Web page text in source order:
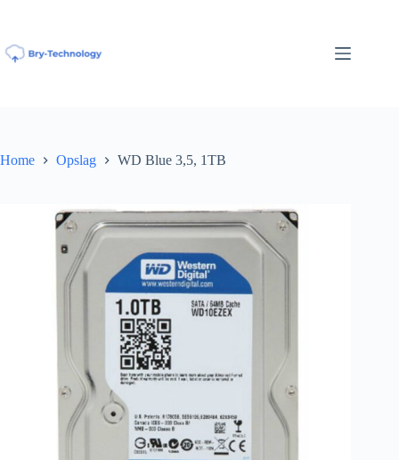
inhoud
Home Opslag WD Blue 3,5, 1TB